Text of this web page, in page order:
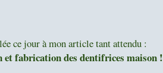
ce jour à mon article tant attendu :
fabrication des dentifrices maison !